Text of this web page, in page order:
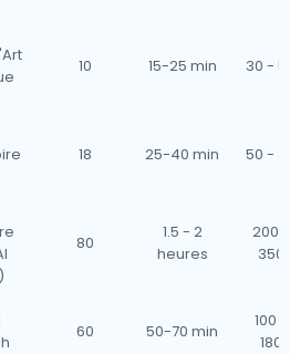
10 15-25 min 30 -
18 25-40 min 50 -
80
1.5 - 2
heures
200 -
350
60 50-70 min
100 -
180